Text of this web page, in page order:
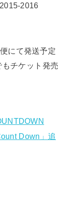
2016
にて発送予定
チケット発売
Down」追